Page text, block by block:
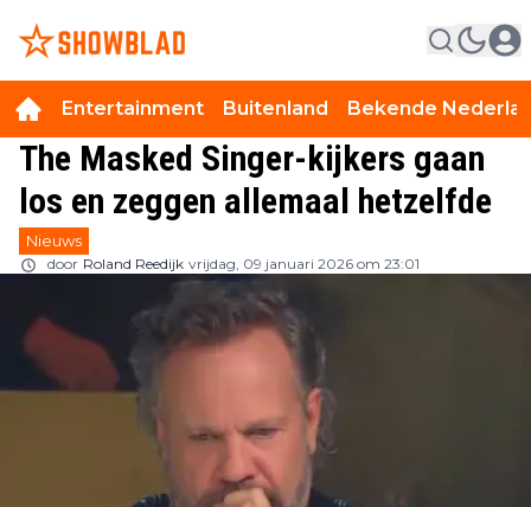
Entertainment Buitenland Bekende
The Masked Singer-kijkers gaan
los en zeggen allemaal hetzelfde
Nieuws
door Roland Reedijk vrijdag, 09 januari 2026 om 23:01